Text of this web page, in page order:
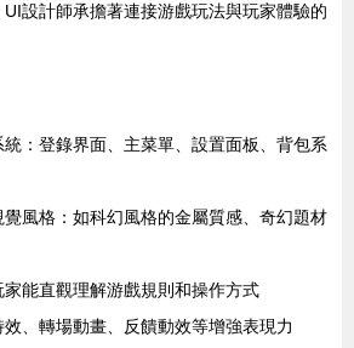
設計師承擔著連接游戲玩法與玩家體驗的
：登錄界面、主菜單、設置面板、背包系
風格：如科幻風格的金屬質感、奇幻題材
能直觀理解游戲規則和操作方式
、轉場動畫、反饋動效等增強表現力